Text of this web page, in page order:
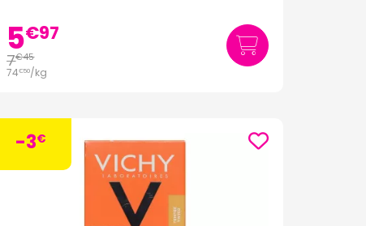
5€97
7€45
74€50/kg
-3€